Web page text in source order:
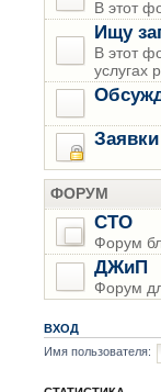
В этот
Ищу
В этот
услугах
ФОРУМ
СТО
Форум
ДЖиП
Форум
ВХОД
Имя пользователя: